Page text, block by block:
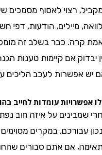
רצוי לאסוף מסמכים שיש
מיילים, הודעות, דפי
כבר בשלב זה מומלץ
אם קיימות טענות הגנה,
אפשרות לעכב הליכים עד
עומדות לחייב
על איזה חוב נפתח
במקרים מסוימים
אם אתם סבורים שהחוב